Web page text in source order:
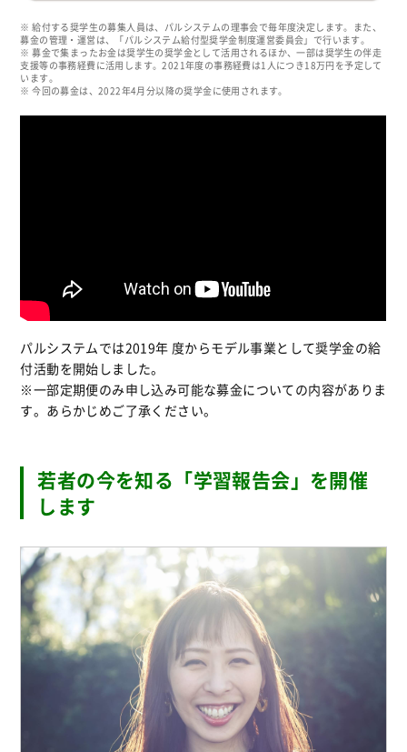
※ 給付する奨学生の募集人員は、パルシステムの理事会で毎年度決定します。また、
募金の管理・運営は、「パルシステム給付型奨学金制度運営委員会」で行います。
※ 募金で集まったお金は奨学生の奨学金として活用されるほか、一部は奨学生の伴走
支援等の事務経費に活用します。2021年度の事務経費は1人につき18万円を予定して
います。
※ 今回の募金は、2022年4月分以降の奨学金に使用されます。
パルシステムでは2019年 度からモデル事業として奨学金の給
付活動を開始しました。
※一部定期便のみ申し込み可能な募金についての内容がありま
す。あらかじめご了承ください。
若者の今を知る「学習報告会」を開催
します